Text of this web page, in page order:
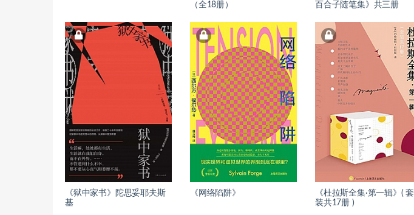
（全18册）
百合子随笔集》共三册
《狱中家书》陀思妥耶夫斯
基
《网络陷阱》
《杜拉斯全集·第一辑》( 套
装共17册 )